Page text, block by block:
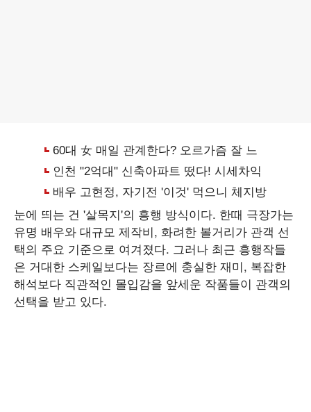
눈에 띄는 건 '살목지'의 흥행 방식이다. 한때 극장가는
유명 배우와 대규모 제작비, 화려한 볼거리가 관객 선
택의 주요 기준으로 여겨졌다. 그러나 최근 흥행작들
은 거대한 스케일보다는 장르에 충실한 재미, 복잡한
해석보다 직관적인 몰입감을 앞세운 작품들이 관객의
선택을 받고 있다.